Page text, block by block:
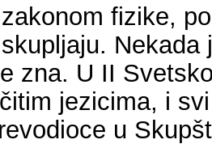
fizike,
zna. U II
jezicima, i
u